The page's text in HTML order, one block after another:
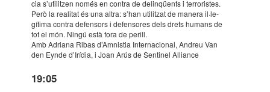
cia s’uti­lit­zen només en contra de delin­qüents i terro­ris­tes.
Però la reali­tat és una altra: s’han utilit­zat de manera il·le­
gí­tima contra defen­sors i defen­so­res dels drets humans de
tot el món. Ningú està fora de perill.
Amb Adri­ana Ribas d’Am­nis­tia Inter­na­ci­o­nal, Andreu Van
den Eynde d’Irí­dia, i Joan Arús de Senti­nel Alli­ance
19:05